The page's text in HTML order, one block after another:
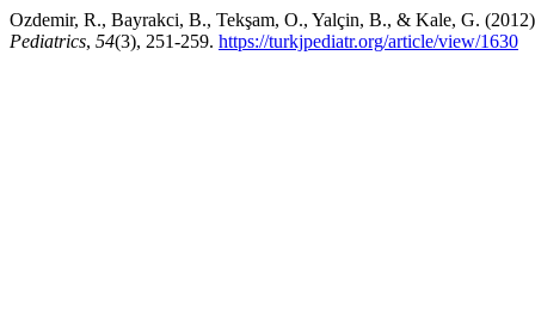
Ozdemir, R., Bayrakci, B., Tekşam, O., Yalçin, B., & Kale, G.
Pediatrics, 54(3), 251-259. https://turkjpediatr.org/article/view/1630